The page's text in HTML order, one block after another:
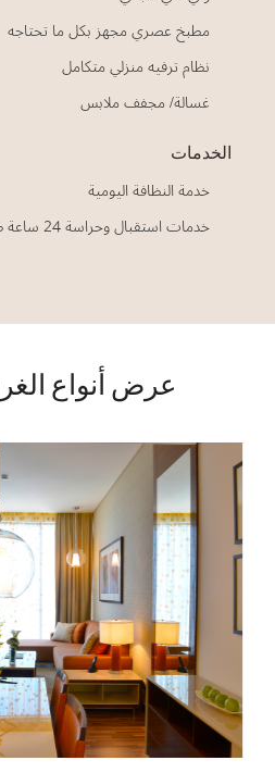
مطبخ عصري مجهز بكل ما تحتاجه
نظام ترفيه منزلي متكامل
غسالة/ مجفف ملابس
الخدمات
خدمة النظافة اليومية
خدمات استقبال وحراسة 24 ساعة طوال الأسبوع
عرض أنواع